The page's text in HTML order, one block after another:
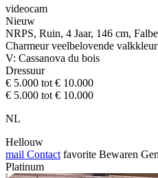
videocam
Nieuw
NRPS, Ruin, 4 Jaar, 146 cm, Falbe
Charmeur veelbelovende
V: Cassanova du bois
Dressuur
€ 5.000 tot € 10.000
€ 5.000 tot € 10.000
NL
Hellouw
mail Contact favorite Bewaren
Platinum